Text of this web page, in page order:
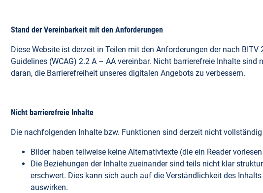
Stand der Vereinbarkeit mit den Anforderungen
Diese Website ist derzeit in Teilen mit den Anforderungen der nach
Guidelines (WCAG) 2.2 A – AA vereinbar. Nicht barrierefreie Inhalte
daran, die Barrierefreiheit unseres digitalen Angebots zu verbessern.
Nicht barrierefreie Inhalte
Die nachfolgenden Inhalte bzw. Funktionen sind derzeit nicht
Bilder haben teilweise keine Alternativtexte (die ein Reader
Die Beziehungen der Inhalte zueinander sind teils nicht klar
erschwert. Dies kann sich auch auf die Verständlichkeit des
auswirken.